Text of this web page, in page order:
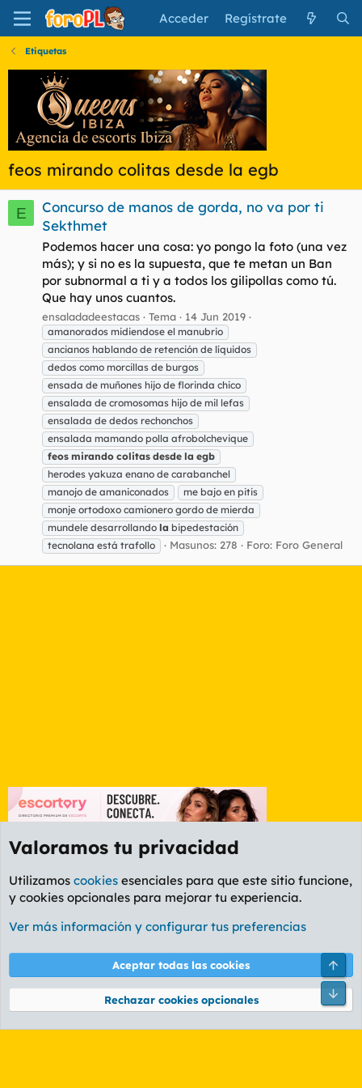
Acceder Regístrate
Etiquetas
feos mirando colitas desde la egb
E
Concurso de manos de gorda, no va por ti
Sekthmet
Podemos hacer una cosa: yo pongo la foto (una vez
más); y si no es la supuesta, que te metan un Ban
por subnormal a ti y a todos los gilipollas como tú.
Que hay unos cuantos.
ensaladadeestacas Tema 14 Jun 2019
amanorados midiendose el manubrio
ancianos hablando de retención de líquidos
dedos como morcillas de burgos
ensada de muñones hijo de florinda chico
ensalada de cromosomas hijo de mil lefas
ensalada de dedos rechonchos
ensalada mamando polla afrobolchevique
feos mirando colitas desde la egb
herodes yakuza enano de carabanchel
manojo de amaniconados
me bajo en pitis
monje ortodoxo camionero gordo de mierda
mundele desarrollando la bipedestación
tecnolana está trafollo
Masunos: 278 Foro: Foro General
Etiquetas
Cookies
PL OLDSTYLE AMARILLO
Términos y reglas Política de privacidad Ayuda
Community platform by XenForo® © 2010-2026 XenForo Ltd.
Valoramos tu privacidad
Utilizamos cookies esenciales para que este sitio funcione,
y cookies opcionales para mejorar tu experiencia.
Ver más información y configurar tus preferencias
Aceptar todas las cookies
Rechazar cookies opcionales
Pie